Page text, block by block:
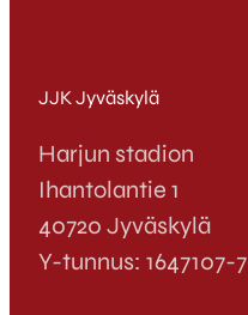
JJK Jyväskylä
Harjun stadion
Ihantolantie 1
40720 Jyväskylä
Y-tunnus: 1647107-7